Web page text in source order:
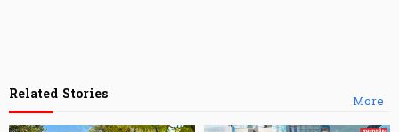
More
Related Stories